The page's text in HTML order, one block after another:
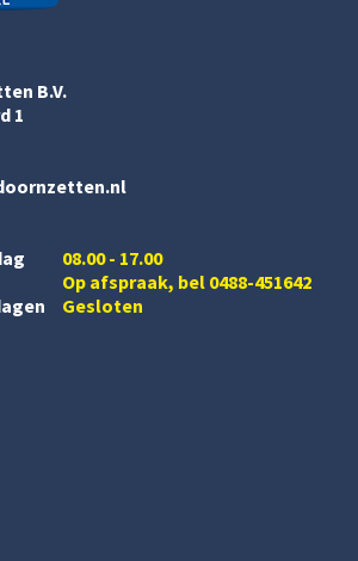
B.V.
1
08.00 - 17.00
Op afspraak, bel 0488-451642
Gesloten